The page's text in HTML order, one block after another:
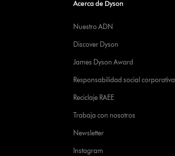
Acerca de Dyson
Nuestro ADN
Discover Dyson
James Dyson Award
Responsabilidad social corporativa
Reciclaje RAEE
Trabaja con nosotros
Newsletter
Instagram